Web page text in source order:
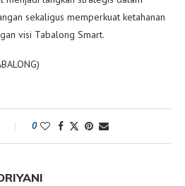
sekaligus memperkuat ketahanan
visi Tabalong Smart.
0